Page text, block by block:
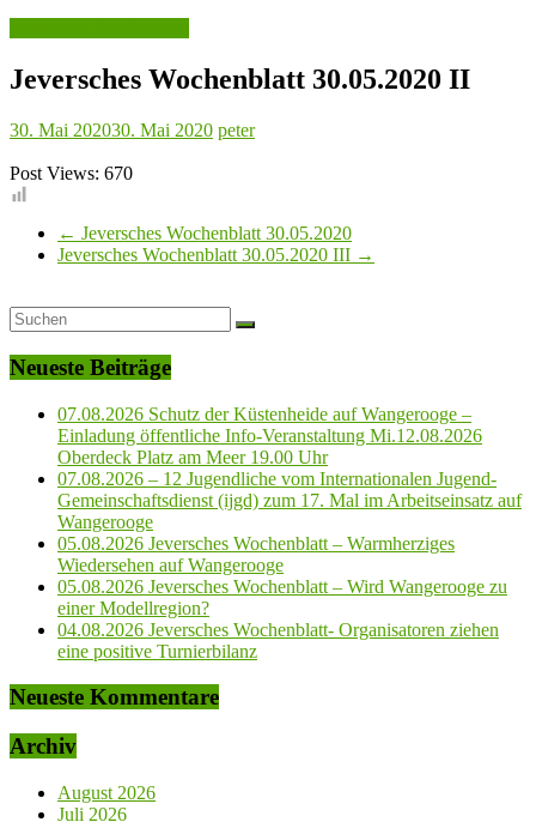
Jeversches Wochenblatt 30.05.2020 II
30. Mai 202030. Mai 2020 peter
Post Views: 670
← Jeversches Wochenblatt 30.05.2020
Jeversches Wochenblatt 30.05.2020 III →
Neueste Beiträge
07.08.2026 Schutz der Küstenheide auf Wangerooge –
Einladung öffentliche Info-Veranstaltung Mi.12.08.2026
Oberdeck Platz am Meer 19.00 Uhr
07.08.2026 – 12 Jugendliche vom Internationalen Jugend-
Gemeinschaftsdienst (ijgd) zum 17. Mal im Arbeitseinsatz auf
Wangerooge
05.08.2026 Jeversches Wochenblatt – Warmherziges
Wiedersehen auf Wangerooge
05.08.2026 Jeversches Wochenblatt – Wird Wangerooge zu
einer Modellregion?
04.08.2026 Jeversches Wochenblatt- Organisatoren ziehen
eine positive Turnierbilanz
Neueste Kommentare
Archiv
August 2026
Juli 2026